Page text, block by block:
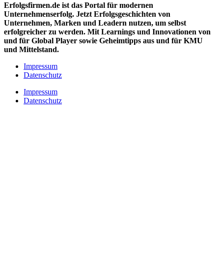
Erfolgsfirmen.de ist das Portal für modernen
Unternehmenserfolg. Jetzt Erfolgsgeschichten von
Unternehmen, Marken und Leadern nutzen, um selbst
erfolgreicher zu werden. Mit Learnings und Innovationen von
und für Global Player sowie Geheimtipps aus und für KMU
und Mittelstand.
Impressum
Datenschutz
Impressum
Datenschutz